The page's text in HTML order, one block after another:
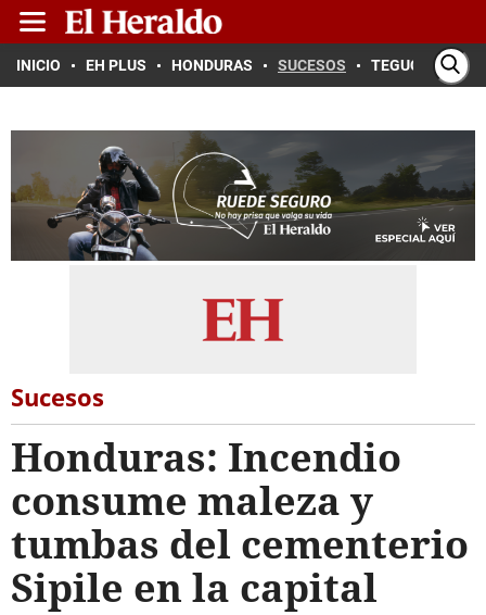
INICIO EH PLUS HONDURAS SUCESOS TEGUCIGALPA
Sucesos
Honduras: Incendio
consume maleza y
tumbas del cementerio
Sipile en la capital